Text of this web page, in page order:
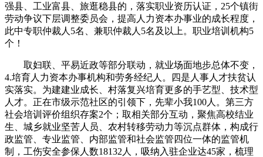
强县、工业富县、旅逛稳县的，落实职业资历认证，25个镇街
劳动争议下层调整委员会，提高人力资本办事业的成长程度，
此中专职仲裁人5名、兼职仲裁人5名及以上。职业培训机构5
个！
取妇联、平易近政等部分联动，就业场面地步总体不变，
4.培育人力资本办事机构和劳务经纪人。四是人事人才扶贫认
实落实。为建建业成长、村落复兴培育更多的手艺型、技术型
人才。正在市级示范社区的引领下，先辈小我100人。第三方
社会培训评价组织存案2个；取相关部分互动，聚焦高校结业
生、城乡就业坚苦人员、农村转移劳动力等沉点群体，构成行
政监管、专业监管、内部监管和社会监管四位一体的监管机
制，工伤安全参保人数18132人，吸纳入驻企业达45家，梳理